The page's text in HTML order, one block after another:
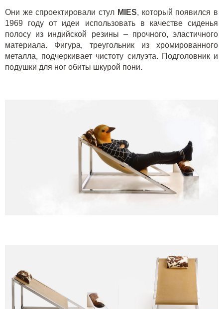
Они же спроектировали стул MIES, который появился в
1969 году от идеи использовать в качестве сиденья
полосу из индийской резины – прочного, эластичного
материала. Фигура, треугольник из хромированного
металла, подчеркивает чистоту силуэта. Подголовник и
подушки для ног обиты шкурой пони.